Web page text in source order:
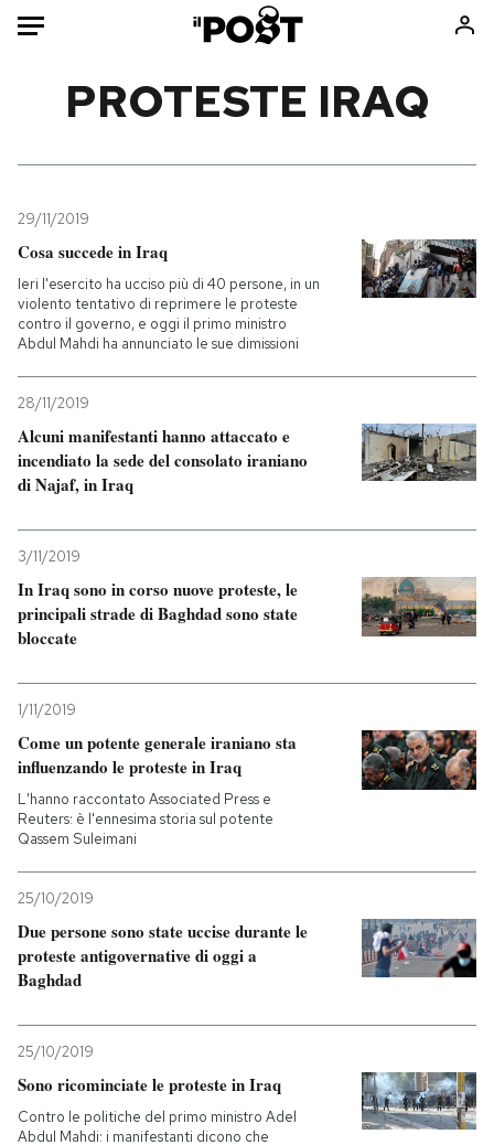
Mondo
Politica
Tecnologia
Internet
Scienza
Cultura
Economia
Sport
Consumismi
Storie/Idee
Ok Boomer!
Media
Europa
Mondiali calcio 2026
NEWSLETTER
I MIEI PREFERITI
SHOP
CALENDARIO
AREA PERSONALE
Entra
PROTESTE IRAQ
29/11/2019
Cosa succede in Iraq
Ieri l'esercito ha ucciso più di 40 persone, in un
violento tentativo di reprimere le proteste
contro il governo, e oggi il primo ministro
Abdul Mahdi ha annunciato le sue dimissioni
28/11/2019
Alcuni manifestanti hanno attaccato e
incendiato la sede del consolato iraniano
di Najaf, in Iraq
3/11/2019
In Iraq sono in corso nuove proteste, le
principali strade di Baghdad sono state
bloccate
1/11/2019
Come un potente generale iraniano sta
influenzando le proteste in Iraq
L'hanno raccontato Associated Press e
Reuters: è l'ennesima storia sul potente
Qassem Suleimani
25/10/2019
Due persone sono state uccise durante le
proteste antigovernative di oggi a
Baghdad
25/10/2019
Sono ricominciate le proteste in Iraq
Contro le politiche del primo ministro Adel
Abdul Mahdi: i manifestanti dicono che